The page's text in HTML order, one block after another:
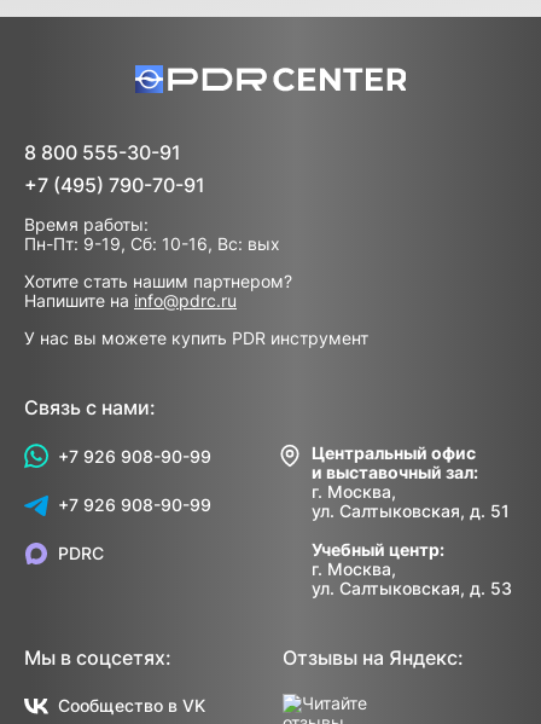
8 800 555-30-91
+7 (495) 790-70-91
Время работы:
Пн-Пт: 9-19, Сб: 10-16, Вс: вых
Хотите стать нашим партнером?
Напишите на info@pdrc.ru
У нас вы можете купить PDR инструмент
Связь с нами:
+7 926 908-90-99
+7 926 908-90-99
Центральный офис
и выставочный зал:
г. Москва,
ул. Салтыковская, д. 51
Учебный центр:
г. Москва,
ул. Салтыковская, д. 53
PDRC
Мы в соцсетях:
Сообщество в VK
Отзывы на Яндекс: